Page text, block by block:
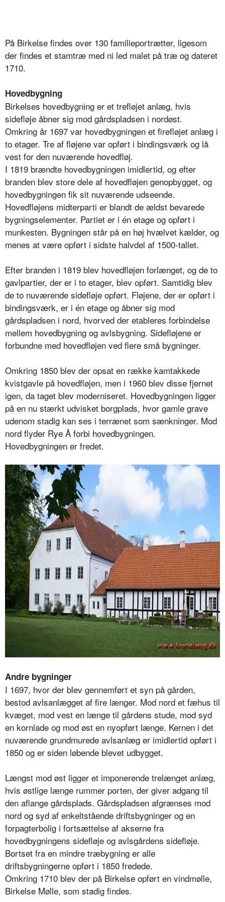
På Birkelse findes over 130 familieportrætter, ligesom
der findes et stamtræ med ni led malet på træ og dateret
1710.
Hovedbygning
Birkelses hovedbygning er et trefløjet anlæg, hvis
sidefløje åbner sig mod gårdspladsen i nordøst.
Omkring år 1697 var hovedbygningen et firefløjet anlæg i
to etager. Tre af fløjene var opført i bindingsværk og lå
vest for den nuværende hovedfløj.
I 1819 brændte hovedbygningen imidlertid, og efter
branden blev store dele af hovedfløjen genopbygget, og
hovedbygningen fik sit nuværende udseende.
Hovedfløjens midterparti er blandt de ældst bevarede
bygningselementer. Partiet er i én etage og opført i
munkesten. Bygningen står på en høj hvælvet kælder, og
menes at være opført i sidste halvdel af 1500-tallet.
Efter branden i 1819 blev hovedfløjen forlænget, og de to
gavlpartier, der er i to etager, blev opført. Samtidig blev
de to nuværende sidefløje opført. Fløjene, der er opført i
bindingsværk, er i én etage og åbner sig mod
gårdspladsen i nord, hvorved der etableres forbindelse
mellem hovedbygning og avlsbygning. Sidefløjene er
forbundne med hovedfløjen ved flere små bygninger.
Omkring 1850 blev der opsat en række kamtakkede
kvistgavle på hovedfløjen, men i 1960 blev disse fjernet
igen, da taget blev moderniseret. Hovedbygningen ligger
på en nu stærkt udvisket borgplads, hvor gamle grave
udenom stadig kan ses i terrænet som sænkninger. Mod
nord flyder Rye Å forbi hovedbygningen.
Hovedbygningen er fredet.
Andre bygninger
I 1697, hvor der blev gennemført et syn på gården,
bestod avlsanlægget af fire længer. Mod nord et fæhus til
kvæget, mod vest en længe til gårdens stude, mod syd
en kornlade og mod øst en nyopført længe. Kernen i det
nuværende grundmurede avlsanlæg er imidlertid opført i
1850 og er siden løbende blevet udbygget.
Længst mod øst ligger et imponerende trelænget anlæg,
hvis østlige længe rummer porten, der giver adgang til
den aflange gårdsplads. Gårdspladsen afgrænses mod
nord og syd af enkeltstående driftsbygninger og en
forpagterbolig i fortsættelse af akserne fra
hovedbygningens sidefløje og avlsgårdens sidefløje.
Bortset fra en mindre træbygning er alle
driftsbygningerne opført i 1850 fredede.
Omkring 1710 blev der på Birkelse opført en vindmølle,
Birkelse Mølle, som stadig findes.